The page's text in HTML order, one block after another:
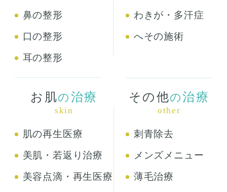
鼻の整形
口の整形
耳の整形
わきが・多汗症
へその施術
お肌の 治療
skin
肌の再生医療
美肌・若返り治療
美容点滴・再生医療
その他の治療
other
刺青除去
メンズメニュー
薄毛治療